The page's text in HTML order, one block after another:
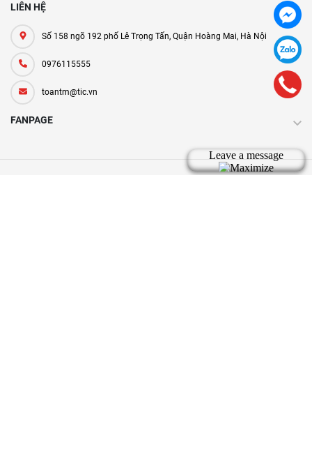
LIÊN HỆ
Số 158 ngõ 192 phố Lê Trọng Tấn, Quận Hoàng Mai, Hà Nội
0976115555
toantm@tic.vn
FANPAGE